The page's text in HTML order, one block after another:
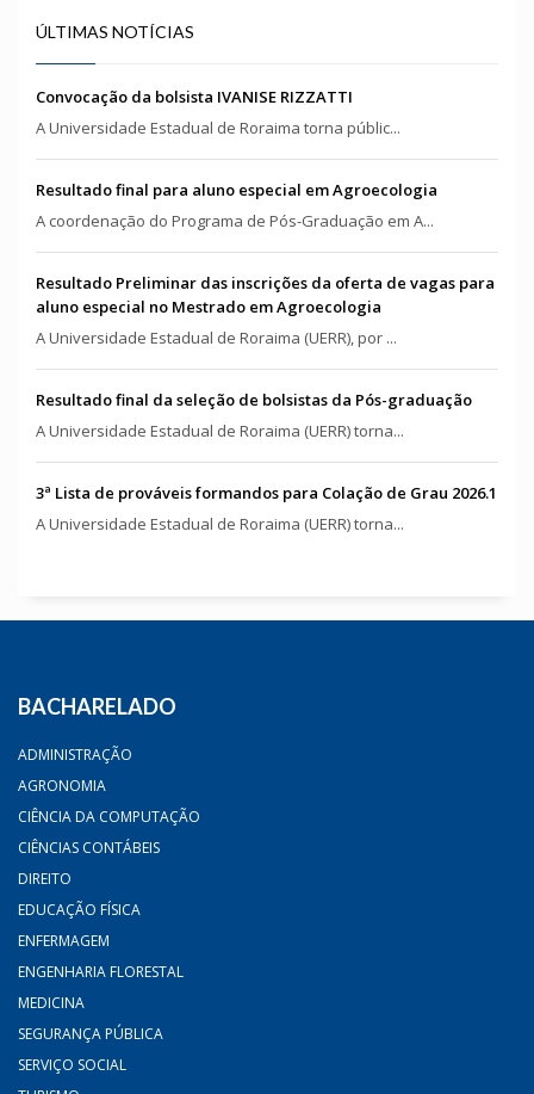
ÚLTIMAS NOTÍCIAS
Convocação da bolsista IVANISE RIZZATTI
A Universidade Estadual de Roraima torna públic...
Resultado final para aluno especial em Agroecologia
A coordenação do Programa de Pós-Graduação em A...
Resultado Preliminar das inscrições da oferta de vagas para
aluno especial no Mestrado em Agroecologia
A Universidade Estadual de Roraima (UERR), por ...
Resultado final da seleção de bolsistas da Pós-graduação
A Universidade Estadual de Roraima (UERR) torna...
3ª Lista de prováveis formandos para Colação de Grau 2026.1
A Universidade Estadual de Roraima (UERR) torna...
BACHARELADO
ADMINISTRAÇÃO
AGRONOMIA
CIÊNCIA DA COMPUTAÇÃO
CIÊNCIAS CONTÁBEIS
DIREITO
EDUCAÇÃO FÍSICA
ENFERMAGEM
ENGENHARIA FLORESTAL
MEDICINA
SEGURANÇA PÚBLICA
SERVIÇO SOCIAL